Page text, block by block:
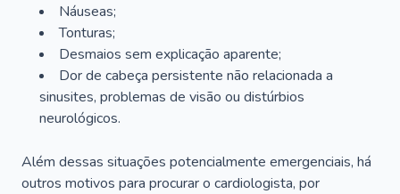
Náuseas;
Tonturas;
Desmaios sem explicação aparente;
Dor de cabeça persistente não relacionada a
sinusites, problemas de visão ou distúrbios
neurológicos.
Além dessas situações potencialmente emergenciais, há
outros motivos para procurar o cardiologista, por